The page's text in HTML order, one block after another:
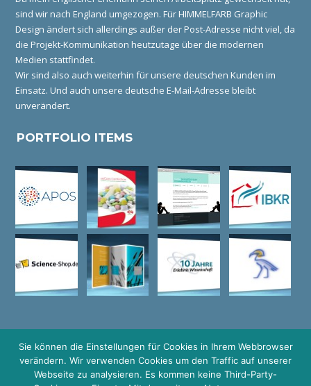
sind wir nach England umgezogen. Für HIMMELFARB Graphic
Design ändert sich allerdings außer der Post-Adresse nicht viel, da
die Projekt-Kommunikation heutzutage über die modernen
Medien stattfindet.
Wir sind also auch weiterhin für unsere deutschen Kunden im
Einsatz. Und auch unsere deutsche E-Mail-Adresse bleibt
unverändert.
PORTFOLIO ITEMS
© COPYRIGHT GRAFIKDESIGN I HEIDELBERG I LOGO DESIGN I
Sie können die Einstellungen für Cookies in Ihrem Webbrowser
verändern. Wir verwenden Cookies um den Traffic auf unserer
Webseite zu analysieren. Es kommen keine Third-Party-